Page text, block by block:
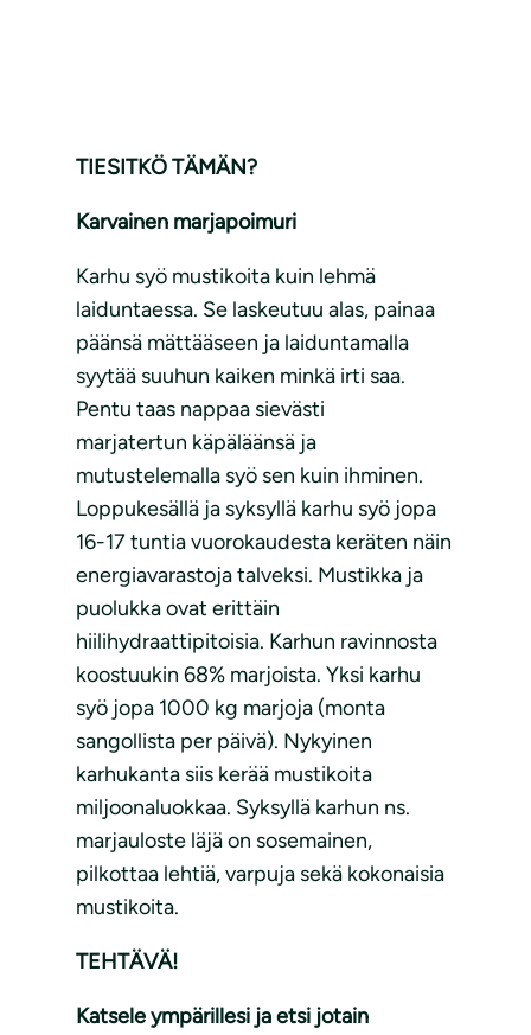
TIESITKÖ TÄMÄN?
Karvainen marjapoimuri
Karhu syö mustikoita kuin lehmä
laiduntaessa. Se laskeutuu alas, painaa
päänsä mättääseen ja laiduntamalla
syytää suuhun kaiken minkä irti saa.
Pentu taas nappaa sievästi
marjatertun käpäläänsä ja
mutustelemalla syö sen kuin ihminen.
Loppukesällä ja syksyllä karhu syö jopa
16-17 tuntia vuorokaudesta keräten näin
energiavarastoja talveksi. Mustikka ja
puolukka ovat erittäin
hiilihydraattipitoisia. Karhun ravinnosta
koostuukin 68% marjoista. Yksi karhu
syö jopa 1000 kg marjoja (monta
sangollista per päivä). Nykyinen
karhukanta siis kerää mustikoita
miljoonaluokkaa. Syksyllä karhun ns.
marjauloste läjä on sosemainen,
pilkottaa lehtiä, varpuja sekä kokonaisia
mustikoita.
TEHTÄVÄ!
Katsele ympärillesi ja etsi jotain